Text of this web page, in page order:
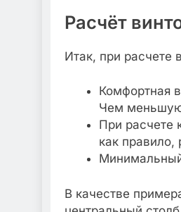
Расчёт
Итак, при расчете
Комфортная
Чем меньшую
При расчете
как правило,
В качестве